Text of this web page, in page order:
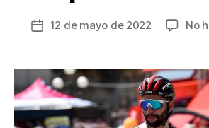
Fecha
entrada
12 de mayo de 2022 No